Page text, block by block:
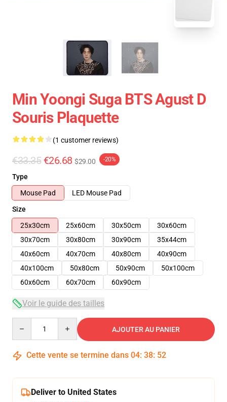
Min Yoongi Suga BTS Agust D
Souris Plaquette
(1 customer reviews)
€33.35 €26.68 $29.00 -20%
Type
Mouse Pad
LED Mouse Pad
Size
25x30cm
25x60cm 30x50cm
30x60cm
30x70cm
30x80cm 30x90cm
35x44cm
40x60cm
40x70cm 40x80cm
40x90cm
40x100cm
50x80cm 50x90cm
50x100cm
60x60cm
60x70cm 60x90cm
Voir le guide des tailles
AJOUTER AU PANIER
Cette vente se termine dans 04: 38: 52
Deliver to United States